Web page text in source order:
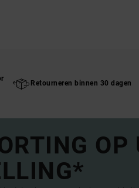
Retourneren binnen 30 dagen
OP